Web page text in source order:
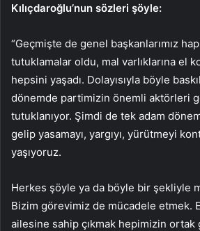
Kılıçdaroğlu’nun sözleri şöyle:
“Geçmişte de genel başkanlarımız
tutuklamalar oldu, mal varlıklarına el
hepsini yaşadı. Dolayısıyla böyle
dönemde partimizin önemli aktörleri
tutuklanıyor. Şimdi de tek adam
gelip yasamayı, yargıyı, yürütmeyi
yaşıyoruz.
Herkes şöyle ya da böyle bir şekliyle
Bizim görevimiz de mücadele etmek.
ailesine sahip çıkmak hepimizin ortak